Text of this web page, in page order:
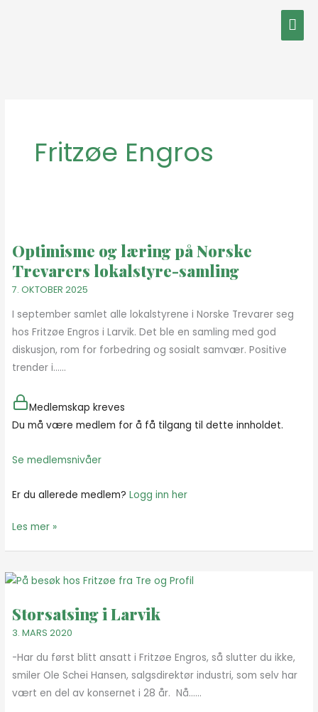
Fritzøe Engros
Optimisme og læring på Norske
Trevarers lokalstyre-samling
7. OKTOBER 2025
I september samlet alle lokalstyrene i Norske Trevarer seg
hos Fritzøe Engros i Larvik. Det ble en samling med god
diskusjon, rom for forbedring og sosialt samvær. Positive
trender i…...
Medlemskap kreves
Du må være medlem for å få tilgang til dette innholdet.
Se medlemsnivåer
Er du allerede medlem?Logg inn her
læring
på
Norske
lokalstyre-
Les mer »
Storsatsing i Larvik
3. MARS 2020
-Har du først blitt ansatt i Fritzøe Engros, så slutter du ikke,
smiler Ole Schei Hansen, salgsdirektør industri, som selv har
vært en del av konsernet i 28 år. Nå…...
Storsatsing
Larvik